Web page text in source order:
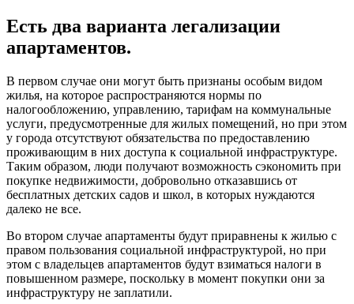
Есть два варианта легализации
апартаментов.
В первом случае они могут быть признаны особым видом
жилья, на которое распространяются нормы по
налогообложению, управлению, тарифам на коммунальные
услуги, предусмотренные для жилых помещений, но при этом
у города отсутствуют обязательства по предоставлению
проживающим в них доступа к социальной инфраструктуре.
Таким образом, люди получают возможность сэкономить при
покупке недвижимости, добровольно отказавшись от
бесплатных детских садов и школ, в которых нуждаются
далеко не все.
Во втором случае апартаменты будут приравнены к жилью с
правом пользования социальной инфраструктурой, но при
этом с владельцев апартаментов будут взиматься налоги в
повышенном размере, поскольку в момент покупки они за
инфраструктуру не заплатили.